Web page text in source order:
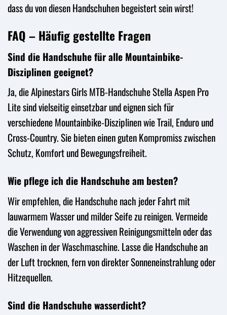
dass du von diesen Handschuhen begeistert sein wirst!
FAQ – Häufig gestellte Fragen
Sind die Handschuhe für alle Mountainbike-
Disziplinen geeignet?
Ja, die Alpinestars Girls MTB-Handschuhe Stella Aspen Pro
Lite sind vielseitig einsetzbar und eignen sich für
verschiedene Mountainbike-Disziplinen wie Trail, Enduro und
Cross-Country. Sie bieten einen guten Kompromiss zwischen
Schutz, Komfort und Bewegungsfreiheit.
Wie pflege ich die Handschuhe am besten?
Wir empfehlen, die Handschuhe nach jeder Fahrt mit
lauwarmem Wasser und milder Seife zu reinigen. Vermeide
die Verwendung von aggressiven Reinigungsmitteln oder das
Waschen in der Waschmaschine. Lasse die Handschuhe an
der Luft trocknen, fern von direkter Sonneneinstrahlung oder
Hitzequellen.
Sind die Handschuhe wasserdicht?